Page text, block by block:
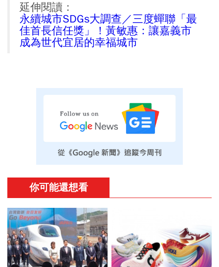
延伸閱讀：
永續城市SDGs大調查／三度蟬聯「最
佳首長信任獎」！黃敏惠：讓嘉義市
成為世代宜居的幸福城市